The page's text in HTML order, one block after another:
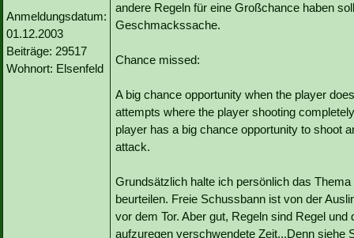
Anmeldungsdatum:
01.12.2003
Beiträge: 29517
Wohnort: Elsenfeld
andere Regeln für eine Großchance haben
Geschmackssache.
Chance missed:
A big chance opportunity when the player
attempts where the player shooting
player has a big chance opportunity to shoot
attack.
Grundsätzlich halte ich persönlich das
beurteilen. Freie Schussbann ist von der
vor dem Tor. Aber gut, Regeln sind Regel
aufzuregen verschwendete Zeit...Denn siehe